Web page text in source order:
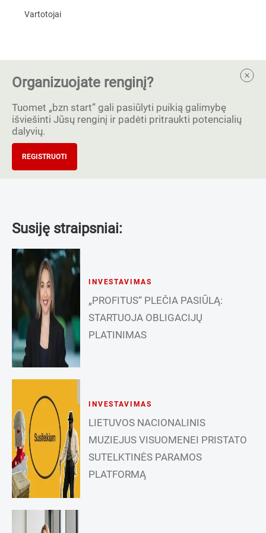
Vartotojai
Organizuojate renginį?
Tuomet „bzn start” gali pasiūlyti puikią galimybę
išviešinti Jūsų renginį ir padėti pritraukti potencialių
dalyvių.
REGISTRUOTI
Susiję straipsniai:
INVESTAVIMAS
„PROFITUS“ PLEČIA PASIŪLĄ:
STARTUOJA OBLIGACIJŲ
PLATINIMAS
INVESTAVIMAS
LIETUVOS NACIONALINIS
MUZIEJUS VISUOMENEI PRISTATO
SUTELKTINĖS PARAMOS
PLATFORMĄ